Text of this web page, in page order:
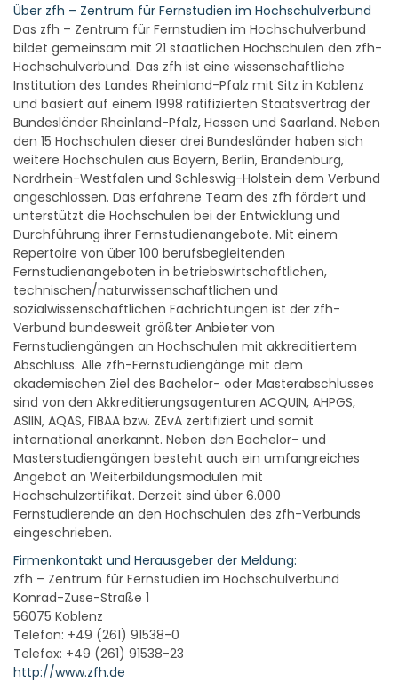
Über zfh – Zentrum für Fernstudien im Hochschulverbund
Das zfh – Zentrum für Fernstudien im Hochschulverbund
bildet gemeinsam mit 21 staatlichen Hochschulen den zfh-
Hochschulverbund. Das zfh ist eine wissenschaftliche
Institution des Landes Rheinland-Pfalz mit Sitz in Koblenz
und basiert auf einem 1998 ratifizierten Staatsvertrag der
Bundesländer Rheinland-Pfalz, Hessen und Saarland. Neben
den 15 Hochschulen dieser drei Bundesländer haben sich
weitere Hochschulen aus Bayern, Berlin, Brandenburg,
Nordrhein-Westfalen und Schleswig-Holstein dem Verbund
angeschlossen. Das erfahrene Team des zfh fördert und
unterstützt die Hochschulen bei der Entwicklung und
Durchführung ihrer Fernstudienangebote. Mit einem
Repertoire von über 100 berufsbegleitenden
Fernstudienangeboten in betriebswirtschaftlichen,
technischen/naturwissenschaftlichen und
sozialwissenschaftlichen Fachrichtungen ist der zfh-
Verbund bundesweit größter Anbieter von
Fernstudiengängen an Hochschulen mit akkreditiertem
Abschluss. Alle zfh-Fernstudiengänge mit dem
akademischen Ziel des Bachelor- oder Masterabschlusses
sind von den Akkreditierungsagenturen ACQUIN, AHPGS,
ASIIN, AQAS, FIBAA bzw. ZEvA zertifiziert und somit
international anerkannt. Neben den Bachelor- und
Masterstudiengängen besteht auch ein umfangreiches
Angebot an Weiterbildungsmodulen mit
Hochschulzertifikat. Derzeit sind über 6.000
Fernstudierende an den Hochschulen des zfh-Verbunds
eingeschrieben.
Firmenkontakt und Herausgeber der Meldung:
zfh – Zentrum für Fernstudien im Hochschulverbund
Konrad-Zuse-Straße 1
56075 Koblenz
Telefon: +49 (261) 91538-0
Telefax: +49 (261) 91538-23
http://www.zfh.de